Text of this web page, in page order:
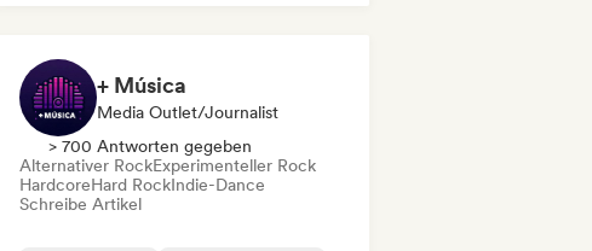
+ Música
Media Outlet/Journalist
> 700 Antworten gegeben
Alternativer RockExperimenteller Rock
HardcoreHard RockIndie-Dance
Schreibe Artikel